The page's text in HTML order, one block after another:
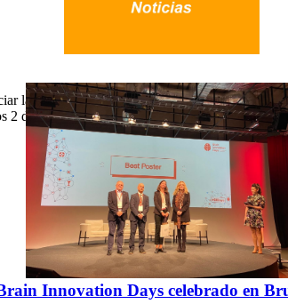
la próxima defensa de tesis doctoral de uno de
2 de la Escuela de Ingenierías Industriales y […]
Innovation Days celebrado en